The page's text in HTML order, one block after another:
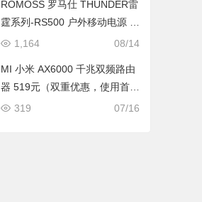
ROMOSS 罗马仕 THUNDER雷
霆系列-RS500 户外移动电源 1
08000mAh 500W
08/14
1,164
MI 小米 AX6000 千兆双频路由
器 519元（双重优惠，使用首购
礼金低至445元）
07/16
319